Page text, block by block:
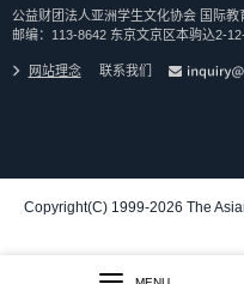
公益财团法人亚洲学生文化协会 国际教
邮编：113-8642 东京文京区本驹込2-
网站理念 联系我们
Copyright(C) 1999-2026 The